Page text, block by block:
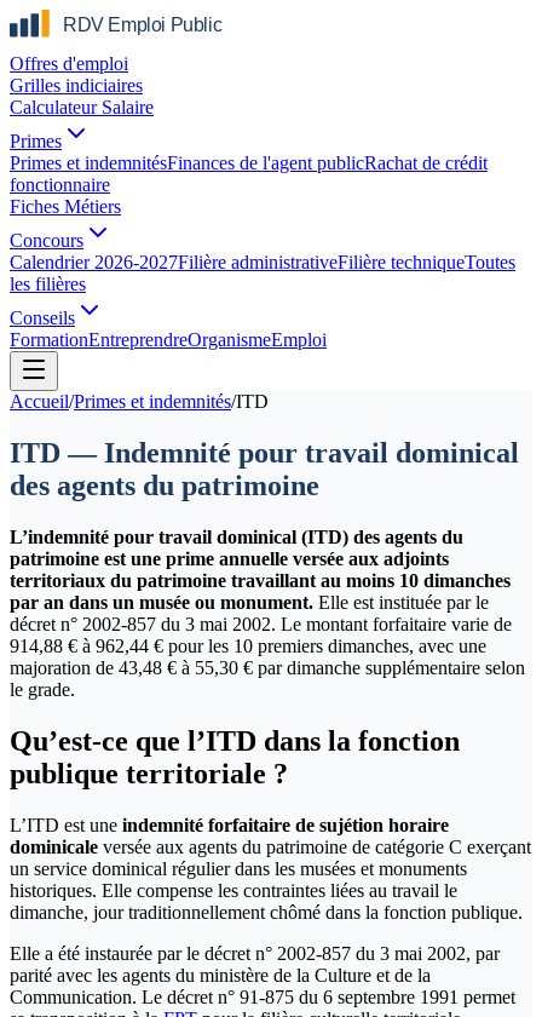
Offres d'emploi
Grilles indiciaires
Calculateur Salaire
Primes
Primes et indemnitésFinances de l'agent publicRachat de crédit
fonctionnaire
Fiches Métiers
Concours
Calendrier 2026-2027Filière administrativeFilière techniqueToutes
les filières
Conseils
FormationEntreprendreOrganismeEmploi
Accueil/Primes et indemnités/ITD
ITD — Indemnité pour travail dominical
des agents du patrimoine
L’indemnité pour travail dominical (ITD) des agents du
patrimoine est une prime annuelle versée aux adjoints
territoriaux du patrimoine travaillant au moins 10 dimanches
par an dans un musée ou monument. Elle est instituée par le
décret n° 2002-857 du 3 mai 2002. Le montant forfaitaire varie de
914,88 € à 962,44 € pour les 10 premiers dimanches, avec une
majoration de 43,48 € à 55,30 € par dimanche supplémentaire selon
le grade.
Qu’est-ce que l’ITD dans la fonction
publique territoriale ?
L’ITD est une indemnité forfaitaire de sujétion horaire
dominicale versée aux agents du patrimoine de catégorie C exerçant
un service dominical régulier dans les musées et monuments
historiques. Elle compense les contraintes liées au travail le
dimanche, jour traditionnellement chômé dans la fonction publique.
Elle a été instaurée par le décret n° 2002-857 du 3 mai 2002, par
parité avec les agents du ministère de la Culture et de la
Communication. Le décret n° 91-875 du 6 septembre 1991 permet